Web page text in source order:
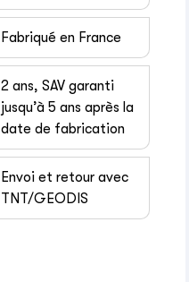
Fabriqué en France
2 ans, SAV garanti
jusqu’à 5 ans après la
date de fabrication
Envoi et retour avec
TNT/GEODIS